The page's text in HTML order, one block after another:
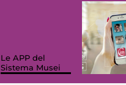
Le APP del
Sistema Musei